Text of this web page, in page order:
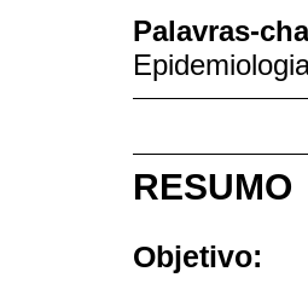
Palavras-
RESUMO
Objetivo: